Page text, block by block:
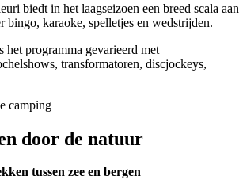
biedt in het laagseizoen een breed scala aan
bingo, karaoke, spelletjes en wedstrijden.
het programma gevarieerd met
transformatoren, discjockeys,
camping
door de natuur
tussen zee en bergen